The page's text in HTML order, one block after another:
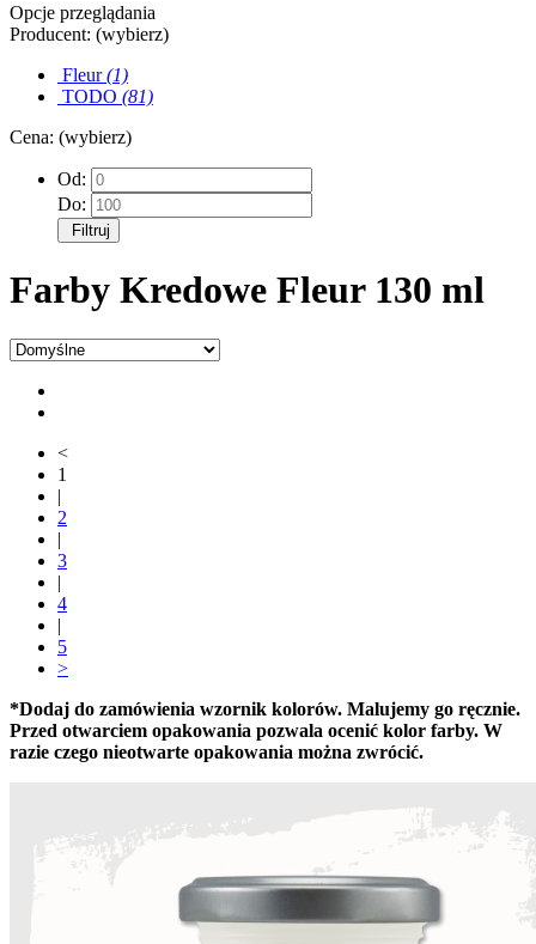
Opcje przeglądania
Producent: (wybierz)
Fleur (1)
TODO (81)
Cena: (wybierz)
Od:
Do:
Filtruj
Farby Kredowe Fleur 130 ml
<
1
|
2
|
3
|
4
|
5
>
*Dodaj do zamówienia wzornik kolorów. Malujemy go ręcznie.
Przed otwarciem opakowania pozwala ocenić kolor farby. W
razie czego nieotwarte opakowania można zwrócić.